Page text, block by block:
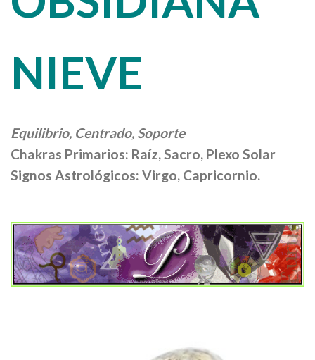
NIEVE
Equilibrio, Centrado, Soporte
Chakras Primarios: Raíz, Sacro, Plexo Solar
Signos Astrológicos: Virgo, Capricornio.